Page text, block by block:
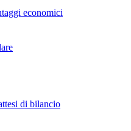
economici
di bilancio